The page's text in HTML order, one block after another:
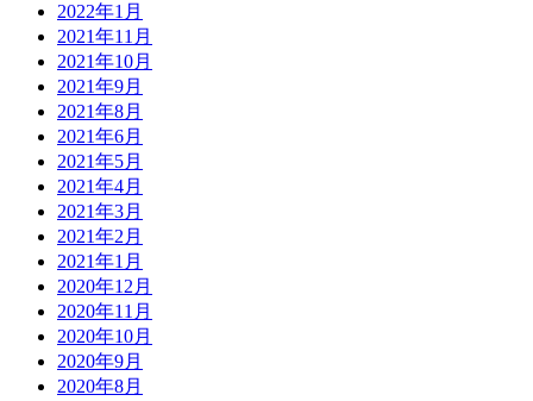
2022年1月
2021年11月
2021年10月
2021年9月
2021年8月
2021年6月
2021年5月
2021年4月
2021年3月
2021年2月
2021年1月
2020年12月
2020年11月
2020年10月
2020年9月
2020年8月